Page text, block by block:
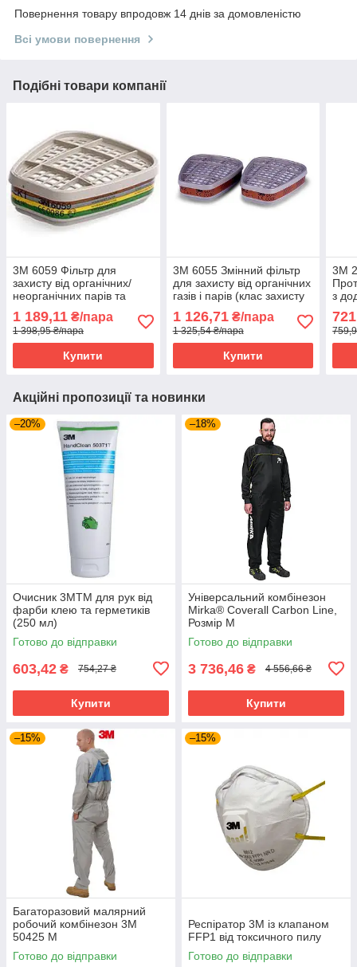
Повернення товару впродовж 14 днів за домовленістю
Всі умови повернення
Подібні товари компанії
3M 6059 Фільтр для
захисту від органічних/
неорганічних парів та
ABEK1)
1 189,11 ₴/пара
1 398,95 ₴/пара
Купити
3М 6055 Змінний фільтр
для захисту від органічних
газів і парів (клас захисту
1 126,71₴/пара
1 325,54 ₴/пара
Купити
3M
з
/
Акційні пропозиції та новинки
–20%
Очисник 3MTM для рук від
фарби клею та герметиків
(250 мл)
Готово до відправки
603,42 ₴ 754,27 ₴
Купити
–18%
Універсальний комбінезон
Mirka® Coverall Carbon Line,
Розмір M
Готово до відправки
3 736,46 ₴ 4 556,66 ₴
Купити
–15%
Багаторазовий малярний
робочий комбінезон 3M
50425 M
Готово до відправки
–15%
Респіратор 3М із клапаном
FFP1 від токсичного пилу
Готово до відправки